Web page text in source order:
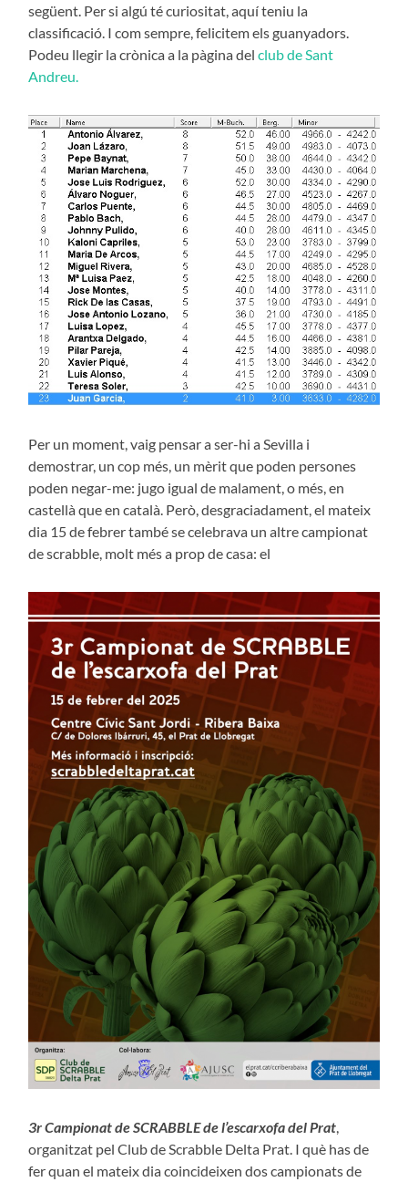
següent. Per si algú té curiositat, aquí teniu la
classificació. I com sempre, felicitem els guanyadors.
Podeu llegir la crònica a la pàgina delclub de Sant
Andreu.
Per un moment, vaig pensar a ser-hi a Sevilla i
demostrar, un cop més, un mèrit que poden persones
poden negar-me: jugo igual de malament, o més, en
castellà que en català. Però, desgraciadament, el mateix
dia 15 de febrer també se celebrava un altre campionat
de scrabble, molt més a prop de casa: el
3r Campionat de SCRABBLE de l’escarxofa del Prat,
organitzat pel Club de Scrabble Delta Prat. I què has de
fer quan el mateix dia coincideixen dos campionats de